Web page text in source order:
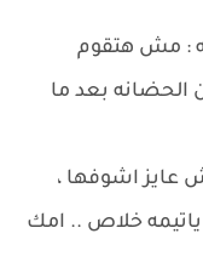
: مش هتقوم
الحضانه بعد ما
عايز اشوفها ،
ياتيمه خلاص .. امك